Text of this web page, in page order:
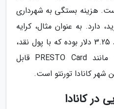
هزینه بستگی به شهرداری
دارد. به عنوان مثال، کرایه
معمولی مترو در تورنتو حدود 3.25 دلار بوده که با پول نقد،
بلیت یا یک کارت ماهانه مانند PRESTO Card قابل
شهر کانادا تورنتو است.
در کانادا